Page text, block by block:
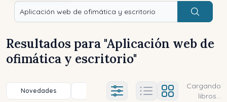
Buscar
Resultados para "Aplicación web de
ofimática y escritorio"
Novedades Título (a-z) Título (z-a)
Ajustes abierto
Cargando
libros...